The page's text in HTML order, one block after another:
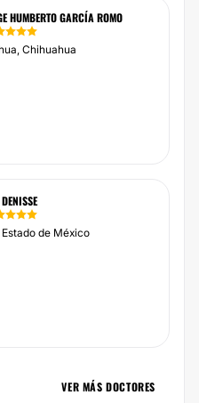
HUMBERTO GARCÍA ROMO
Chihuahua
de México
VER MÁS DOCTORES